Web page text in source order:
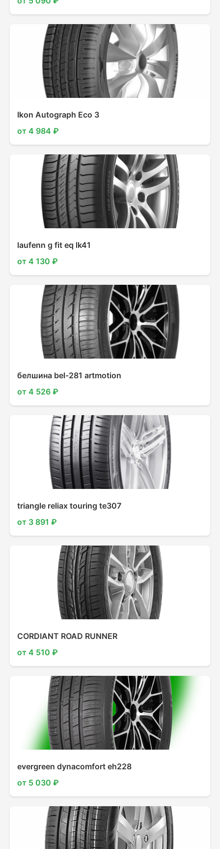
Ikon Autograph Eco 3
от 4 984 ₽
laufenn g fit eq lk41
от 4 130 ₽
белшина bel-281 artmotion
от 4 526 ₽
triangle reliax touring te307
от 3 891 ₽
CORDIANT ROAD RUNNER
от 4 510 ₽
evergreen dynacomfort eh228
от 5 030 ₽